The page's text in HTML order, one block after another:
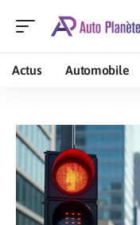
Actus Automobile